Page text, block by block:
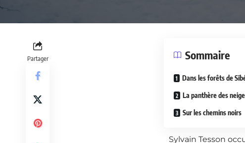
Partager Sommaire
Dans les forêts de
La panthère des
Sur les chemins noirs
Sylvain Tesson